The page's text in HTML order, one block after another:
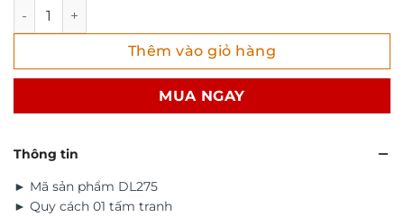
390.000 ₫
đến
750.000 ₫
Tranh động lực, mỗi khi cơn tức giận nổi lên hãy suy nghĩ
Thêm vào giỏ hàng
MUA NGAY
Thông tin
► Mã sản phẩm DL275
► Quy cách 01 tấm tranh